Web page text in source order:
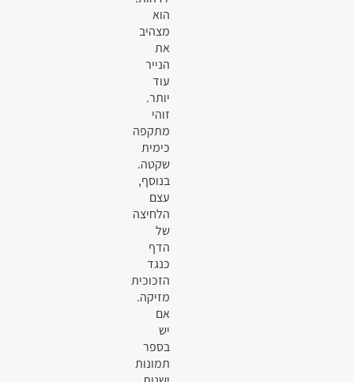
הוא
מצהיב
את
הנייר
עוד
יותר.
זוהי
מתקפה
כימית
שקטה.
בנוסף,
עצם
הלחיצה
של
הדף
כנגד
הזכוכית
מזיקה.
אם
יש
בספר
תמונות